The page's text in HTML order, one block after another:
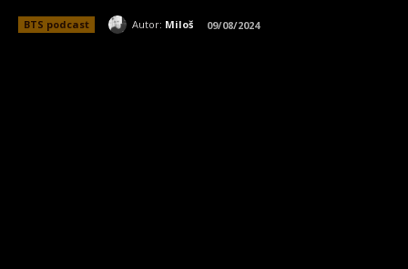
BTS podcast Autor: Miloš 09/08/2024